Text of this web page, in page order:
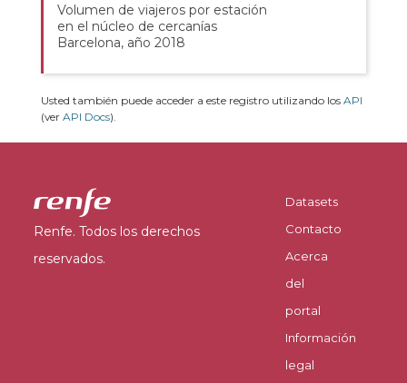
Volumen de viajeros por estación
en el núcleo de cercanías
Barcelona, año 2018
Usted también puede acceder a este registro utilizando los API
(ver API Docs).
Renfe. Todos los derechos
reservados.
Datasets
Contacto
Acerca
del
portal
Información
legal